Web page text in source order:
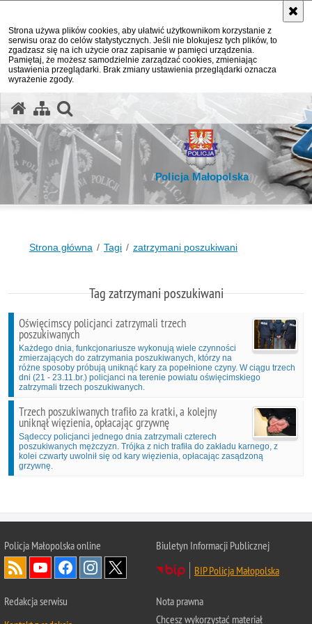
Strona używa plików cookies, aby ułatwić użytkownikom korzystanie z
serwisu oraz do celów statystycznych. Jeśli nie blokujesz tych plików, to
zgadzasz się na ich użycie oraz zapisanie w pamięci urządzenia.
Pamiętaj, że możesz samodzielnie zarządzać cookies, zmieniając
ustawienia przeglądarki. Brak zmiany ustawienia przeglądarki oznacza
wyrażenie zgody.
Policja Małopolska
Strona główna Tagi zatrzymani poszukiwani
Tag zatrzymani poszukiwani
Oświęcimscy policjanci zatrzymali trzech
poszukiwanych
Każdego dnia, funkcjonariusze wykonują wiele czynności
zmierzających do zatrzymania poszukiwanych, którzy na
różne sposoby próbują uniknąć kary za popełnione czyny. W ciągu trzech
dni (21 - 23.11.br.) policjanci na terenie powiatu oświęcimskiego
zatrzymali trzech poszukiwanych.
Trzech poszukiwanych trafiło za kratki, a kolejny
uniknął więzienia, opłacając grzywnę
Sądeccy policjanci jednego dnia zatrzymali czterech
poszukiwanych mężczyzn. Trójka z nich trafiła do zakładu karnego, z
kolei czwarty uwolnił się od kary więzienia, opłacając zasądzoną
grzywnę.
Policja Małopolska online
Biuletyn Informacji Publicznej
BIP Policja Małopolska
Redakcja serwisu
Nota prawna
Chcesz wykorzystać materiał